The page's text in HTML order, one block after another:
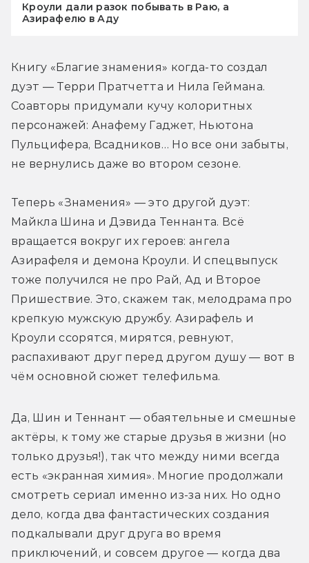
Кроули дали разок побывать в Раю, а
Азирафелю в Аду
Книгу «Благие знамения» когда-то создал
дуэт — Терри Пратчетта и Нила Геймана.
Соавторы придумали кучу колоритных
персонажей: Анафему Гаджет, Ньютона
Пульцифера, Всадников… Но все они забыты,
не вернулись даже во втором сезоне.
Теперь «Знамения» — это другой дуэт:
Майкла Шина и Дэвида Теннанта. Всё
вращается вокруг их героев: ангела
Азирафеля и демона Кроули. И спецвыпуск
тоже получился не про Рай, Ад и Второе
Пришествие. Это, скажем так, мелодрама про
крепкую мужскую дружбу. Азирафель и
Кроули ссорятся, мирятся, ревнуют,
распахивают друг перед другом душу — вот в
чём основной сюжет телефильма.
Да, Шин и Теннант — обаятельные и смешные
актёры, к тому же старые друзья в жизни (но
только друзья!), так что между ними всегда
есть «экранная химия». Многие продолжали
смотреть сериал именно из-за них. Но одно
дело, когда два фантастических создания
подкалывали друг друга во время
приключений, и совсем другое — когда два